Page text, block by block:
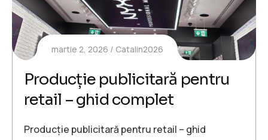
martie 2, 2026 Catalin2026
Producție publicitară pentru
retail – ghid complet
Producție publicitară pentru retail – ghid